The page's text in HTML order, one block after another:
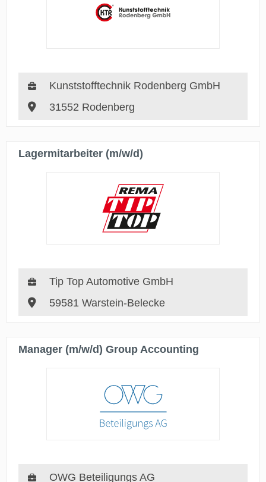
Kunststofftechnik Rodenberg GmbH
31552 Rodenberg
Lagermitarbeiter (m/w/d)
Tip Top Automotive GmbH
59581 Warstein-Belecke
Manager (m/w/d) Group Accounting
OWG Beteiligungs AG